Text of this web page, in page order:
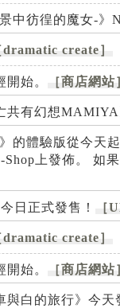
景中彷徨的魔女-
dramatic create］
始。 ［商店網站
共有幻想
的體驗版從今天
上發佈。 如
日正式發售！ ［
dramatic create］
始。 ［商店網站
白的旅行》今天